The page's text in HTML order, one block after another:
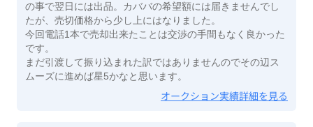
の事で翌日には出品。カババの希望額には届きませんでし
たが、売切価格から少し上にはなりました。
今回電話1本で売却出来たことは交渉の手間もなく良かった
です。
まだ引渡して振り込まれた訳ではありませんのでその辺ス
ムーズに進めば星5かなと思います。
オークション実績詳細を見る